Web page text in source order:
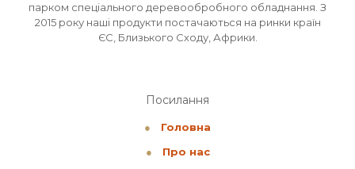
парком спеціального деревообробного обладнання. З
2015 року наші продукти постачаються на ринки країн
ЄС, Близького Сходу, Африки.
Посилання
●
Головна
●
Про нас